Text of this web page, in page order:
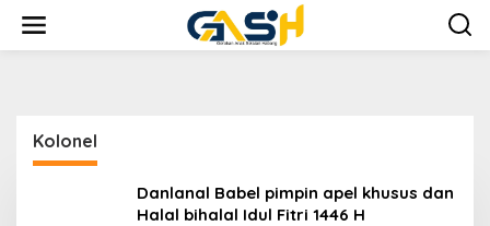
konten
Kolonel
Danlanal Babel pimpin apel khusus dan
Halal bihalal Idul Fitri 1446 H